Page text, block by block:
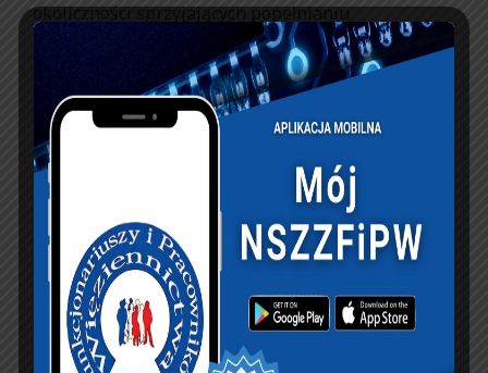
okoliczności sprzyjających popełnianiu
przestępstw lub wydawaniu decyzji
reprywatyzacyjnych z naruszeniem prawa, a także
okoliczności utrudniających ujawnianie
przestępstw.
Katalog decyzji
Po przeprowadzeniu postępowania
rozpoznawczego dotyczącego określonej
nieruchomości, Komisja będzie mogła wydać
decyzję administracyjną, w której: